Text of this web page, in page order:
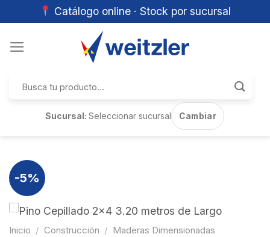
Catálogo online · Stock por sucursal
por:
Sucursal:Seleccionar sucursal Cambiar
-5%
Inicio / Construcción / Maderas Dimensionadas